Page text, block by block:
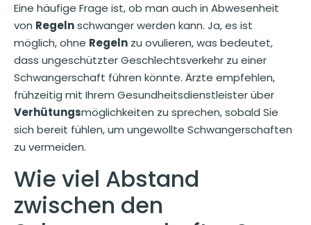
Eine häufige Frage ist, ob man auch in Abwesenheit
von Regelnschwanger werden kann. Ja, es ist
möglich, ohne Regeln zu ovulieren, was bedeutet,
dass ungeschützter Geschlechtsverkehr zu einer
Schwangerschaft führen könnte. Ärzte empfehlen,
frühzeitig mit Ihrem Gesundheitsdienstleister über
Verhütungsmöglichkeiten zu sprechen, sobald Sie
sich bereit fühlen, um ungewollte Schwangerschaften
zu vermeiden.
Wie viel Abstand
zwischen den